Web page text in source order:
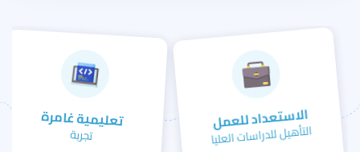
الاستعداد للعمل
التأهيل للدراسات العليا
تعليمية غامرة
تجربة